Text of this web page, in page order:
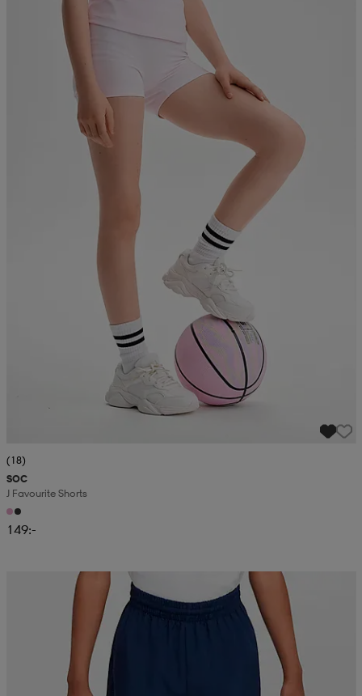
(18)
SOC
J Favourite Shorts
149:-